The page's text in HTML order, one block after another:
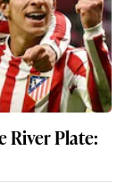
River Plate: